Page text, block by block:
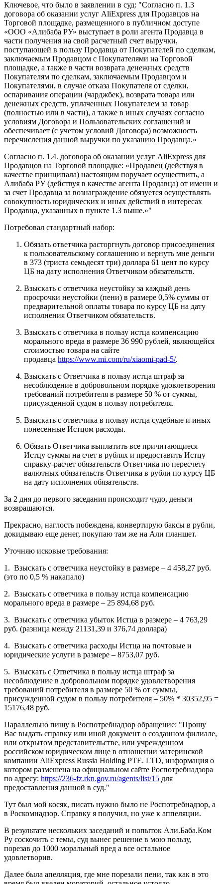
Ключевое, что было в заявлении в суд: "Согласно п. 1.3
договора об оказании услуг AliExpress для Продавцов на
Торговой площадке, размещенного в публичном доступе
«ООО «Алибаба РУ» выступает в роли агента Продавца в
части получения на свой расчетный счет выручки,
поступающей в пользу Продавца от Покупателей по сделкам,
заключаемым Продавцом с Покупателями на Торговой
площадке, а также в части возврата денежных средств
Покупателям по сделкам, заключаемым Продавцом и
Покупателями, в случае отказа Покупателя от сделки,
оспаривания операции (чарджбек), возврата товара или
денежных средств, уплаченных Покупателем за товар
(полностью или в части), а также в иных случаях согласно
условиям Договора и Пользовательских соглашений и
обеспечивает (с учетом условий Договора) возможность
перечисления данной выручки по указанию Продавца.»
Согласно п. 1.4. договора об оказании услуг AliExpress для
Продавцов на Торговой площадке: «Продавец (действуя в
качестве принципала) настоящим поручает осуществить, а
Алибаба РУ (действуя в качестве агента Продавца) от имени и
за счет Продавца за вознаграждение обязуется осуществлять
совокупность юридических и иных действий в интересах
Продавца, указанных в пункте 1.3 выше.»"
Потребовал стандартный набор:
Обязать ответчика расторгнуть договор присоединения
к пользовательскому соглашению и вернуть мне деньги
в 373 (триста семьдесят три) доллара 61 цент по курсу
ЦБ на дату исполнения Ответчиком обязательств.
Взыскать с ответчика неустойку за каждый день
просрочки неустойки (пени) в размере 0,5% суммы от
предварительной оплаты товара по курсу ЦБ на дату
исполнения Ответчиком обязательств.
Взыскать с ответчика в пользу истца компенсацию
морального вреда в размере 36 990 рублей, являющейся
стоимостью товара на сайте
продавца https://www.mi.com/ru/xiaomi-pad-5/.
Взыскать с Ответчика в пользу истца штраф за
несоблюдение в добровольном порядке удовлетворения
требований потребителя в размере 50 % от суммы,
присужденной судом в пользу потребителя.
Взыскать с ответчика в пользу истца судебные и иных
понесенные Истцом расходы.
Обязать Ответчика выплатить все причитающиеся
Истцу суммы на счет в рублях и предоставить Истцу
справку-расчет обязательств Ответчика по пересчету
валютных обязательств Ответчика в рубли по курсу ЦБ
на дату исполнения обязательств.
За 2 дня до первого заседания происходит чудо, деньги
возвращаются.
Прекрасно, наглость побеждена, конвертирую баксы в рубли,
докидываю еще денег, покупаю там же на Али планшет.
Уточняю исковые требования:
1. Взыскать с ответчика неустойку в размере – 4 458,27 руб.
(это по 0,5 % накапало)
2. Взыскать с ответчика в пользу истца компенсацию
морального вреда в размере – 25 894,68 руб.
3. Взыскать с ответчика убыток Истца в размере – 4 763,29
руб. (разница между 21131,39 и 376,74 доллара)
4. Взыскать с ответчика расходы Истца на почтовые и
юридические услуги в размере – 8753,07 руб.
5. Взыскать с Ответчика в пользу истца штраф за
несоблюдение в добровольном порядке удовлетворения
требований потребителя в размере 50 % от суммы,
присужденной судом в пользу потребителя – 50% * 30352,95 =
15176,48 руб.
Параллельно пишу в Роспотребнадзор обращение: "Прошу
Вас выдать справку или иной документ о созданном филиале,
или открытом представительстве, или учрежденном
российском юридическом лице в отношении материнской
компании AliExpress Russia Holding PTE. LTD, информация о
котором размешена на официальном сайте Роспотребнадзора
по адресу: https://236-fz.rkn.gov.ru/agents/list/15 для
предоставления данной в суд."
Тут был мой косяк, писать нужно было не Роспотребнадзор, а
в Роскомнадзор. Справку я получил, но уже к аппеляции.
В результате нескольких заседаний и попыток Али.Баба.Ком
Ру соскочить с темы, суд вынес решение в мою пользу,
порезав до 1000 моральный вред а все остальное
удовлетворив.
Далее была апелляция, где мне порезали пени, так как в это